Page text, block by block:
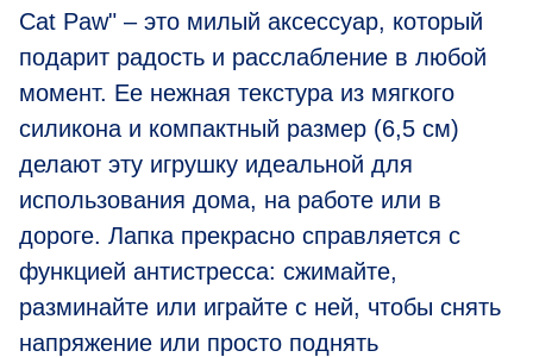
Cat Paw" – это милый аксессуар, который
подарит радость и расслабление в любой
момент. Ее нежная текстура из мягкого
силикона и компактный размер (6,5 см)
делают эту игрушку идеальной для
использования дома, на работе или в
дороге. Лапка прекрасно справляется с
функцией антистресса: сжимайте,
разминайте или играйте с ней, чтобы снять
напряжение или просто поднять